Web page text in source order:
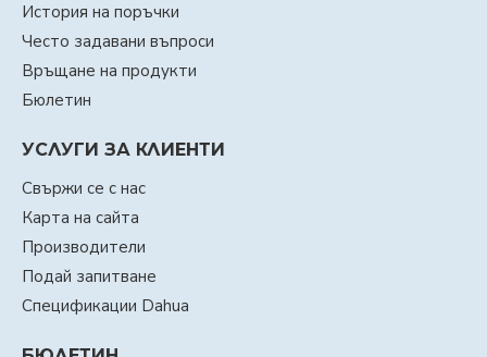
История на поръчки
Често задавани въпроси
Връщане на продукти
Бюлетин
УСЛУГИ ЗА КЛИЕНТИ
Свържи се с нас
Карта на сайта
Производители
Подай запитване
Спецификации Dahua